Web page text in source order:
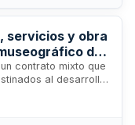
servicios y obra
del
Borrell en
contrato mixto que
al desarrollo
del Centro de
de Gandía, a